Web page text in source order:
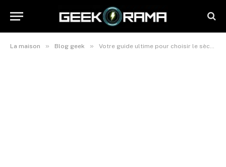
La maison » Blog geek » Votre guide ultime pour choisir le sèche-linge parfait